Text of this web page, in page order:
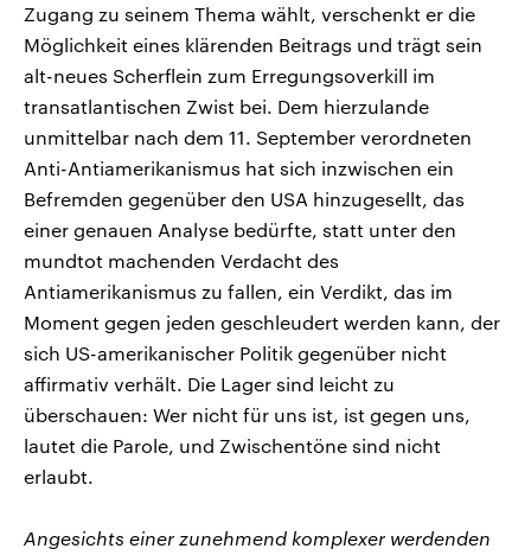
Zugang zu seinem Thema wählt, verschenkt er die
Möglichkeit eines klärenden Beitrags und trägt sein
alt-neues Scherflein zum Erregungsoverkill im
transatlantischen Zwist bei. Dem hierzulande
unmittelbar nach dem 11. September verordneten
Anti-Antiamerikanismus hat sich inzwischen ein
Befremden gegenüber den USA hinzugesellt, das
einer genauen Analyse bedürfte, statt unter den
mundtot machenden Verdacht des
Antiamerikanismus zu fallen, ein Verdikt, das im
Moment gegen jeden geschleudert werden kann, der
sich US-amerikanischer Politik gegenüber nicht
affirmativ verhält. Die Lager sind leicht zu
überschauen: Wer nicht für uns ist, ist gegen uns,
lautet die Parole, und Zwischentöne sind nicht
erlaubt.
Angesichts einer zunehmend komplexer werdenden